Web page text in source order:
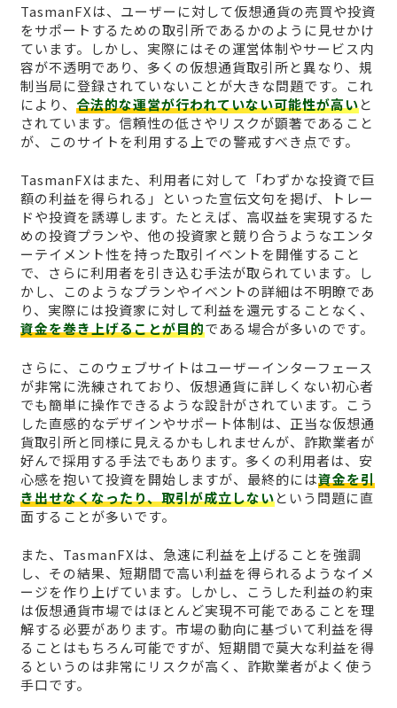
TasmanFXは、ユーザーに対して仮想通貨の売買や投資
をサポートするための取引所であるかのように見せかけ
ています。しかし、実際にはその運営体制やサービス内
容が不透明であり、多くの仮想通貨取引所と異なり、規
制当局に登録されていないことが大きな問題です。これ
により、 合法的な運営が行われていない可能性が高いと
されています。信頼性の低さやリスクが顕著であること
が、このサイトを利用する上での警戒すべき点です。
TasmanFXはまた、利用者に対して「わずかな投資で巨
額の利益を得られる」といった宣伝文句を掲げ、トレー
ドや投資を誘導します。たとえば、高収益を実現するた
めの投資プランや、他の投資家と競り合うようなエンタ
ーテイメント性を持った取引イベントを開催すること
で、さらに利用者を引き込む手法が取られています。し
かし、このようなプランやイベントの詳細は不明瞭であ
り、実際には投資家に対して利益を還元することなく、
資金を巻き上げることが目的である場合が多いのです。
さらに、このウェブサイトはユーザーインターフェース
が非常に洗練されており、仮想通貨に詳しくない初心者
でも簡単に操作できるような設計がされています。こう
した直感的なデザインやサポート体制は、正当な仮想通
貨取引所と同様に見えるかもしれませんが、詐欺業者が
好んで採用する手法でもあります。多くの利用者は、安
心感を抱いて投資を開始しますが、最終的には資金を引
き出せなくなったり、取引が成立しないという問題に直
面することが多いです。
また、TasmanFXは、急速に利益を上げることを強調
し、その結果、短期間で高い利益を得られるようなイメ
ージを作り上げています。しかし、こうした利益の約束
は仮想通貨市場ではほとんど実現不可能であることを理
解する必要があります。市場の動向に基づいて利益を得
ることはもちろん可能ですが、短期間で莫大な利益を得
るというのは非常にリスクが高く、詐欺業者がよく使う
手口です。